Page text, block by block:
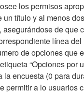
los permisos
un título y al menos
asegurándose de que
línea del
de opciones que
“Opciones por
la encuesta (0 para
permitir a lo usuarios